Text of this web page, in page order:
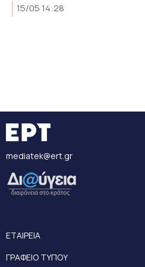
15/05 14:28
mediatek@ert.gr
ΕΤΑΙΡΕΙΑ
ΓΡΑΦΕΙΟ ΤΥΠΟΥ